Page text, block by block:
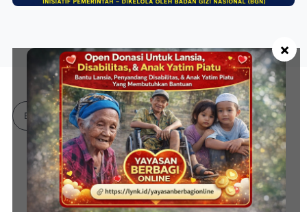
×
Bahasa Indonesia
Didukung Oleh: